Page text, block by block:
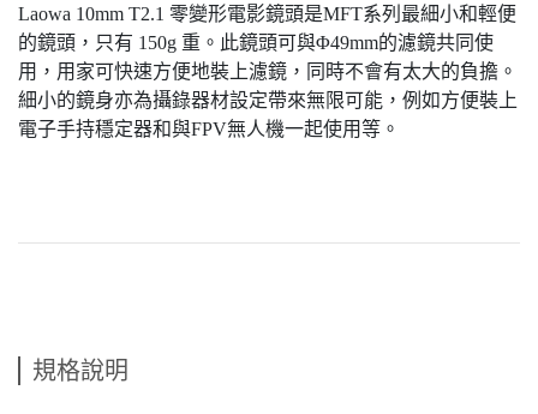
Laowa 10mm T2.1 零變形電影鏡頭是MFT系列最細小和輕便
的鏡頭，只有 150g 重。此鏡頭可與Φ49mm的濾鏡共同使
用，用家可快速方便地裝上濾鏡，同時不會有太大的負擔。
細小的鏡身亦為攝錄器材設定帶來無限可能，例如方便裝上
電子手持穩定器和與FPV無人機一起使用等。
規格說明